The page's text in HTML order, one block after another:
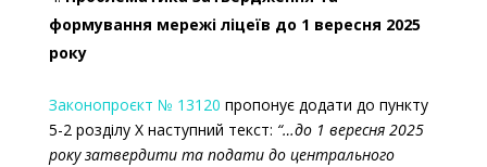
формування мережі ліцеїв до 1 вересня 2025
року
Законопроєкт № 13120 пропонує додати до пункту
5-2 розділу X наступний текст: “…до 1 вересня 2025
року затвердити та подати до центрального